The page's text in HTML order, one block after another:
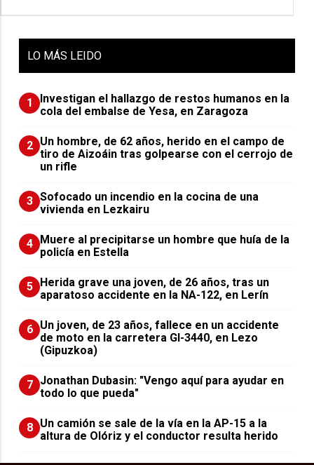
LO MÁS LEIDO
1
Investigan el hallazgo de restos humanos en la
cola del embalse de Yesa, en Zaragoza
2 Un hombre, de 62 años, herido en el campo de
tiro de Aizoáin tras golpearse con el cerrojo de
un rifle
3 Sofocado un incendio en la cocina de una
vivienda en Lezkairu
4
Muere al precipitarse un hombre que huía de la
policía en Estella
5
Herida grave una joven, de 26 años, tras un
aparatoso accidente en la NA-122, en Lerín
6 Un joven, de 23 años, fallece en un accidente
de moto en la carretera GI-3440, en Lezo
(Gipuzkoa)
7 Jonathan Dubasin: "Vengo aquí para ayudar en
todo lo que pueda"
8 Un camión se sale de la vía en la AP-15 a la
altura de Olóriz y el conductor resulta herido